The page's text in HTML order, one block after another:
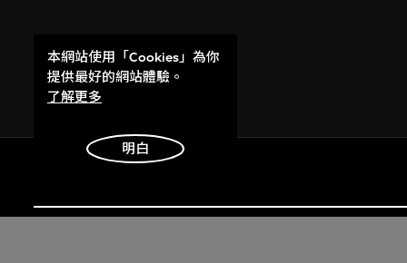
本網站使用「Cookies」為你
提供最好的網站體驗。
了解更多
明白